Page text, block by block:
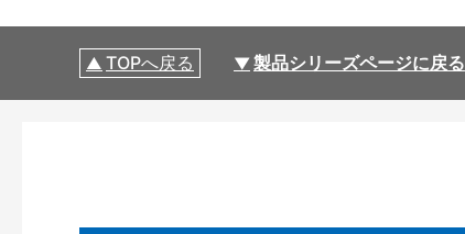
TOPへ戻る 製品シリーズページに戻る